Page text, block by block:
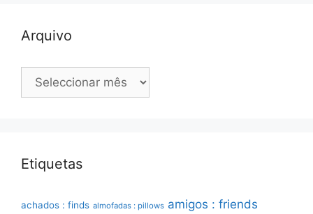
Arquivo
Arquivo
Etiquetas
achados : finds almofadas : pillows amigos : friends